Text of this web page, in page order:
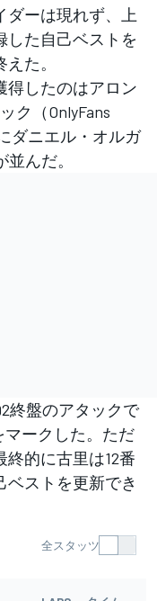
ダーは現れず、上
した自己ベストを
た。
したのはアロン
ク（OnlyFans
ダニエル・オルガ
並んだ。
終盤のアタックで
マークした。ただ
的に古里は12番
ストを更新でき
全スタッツ